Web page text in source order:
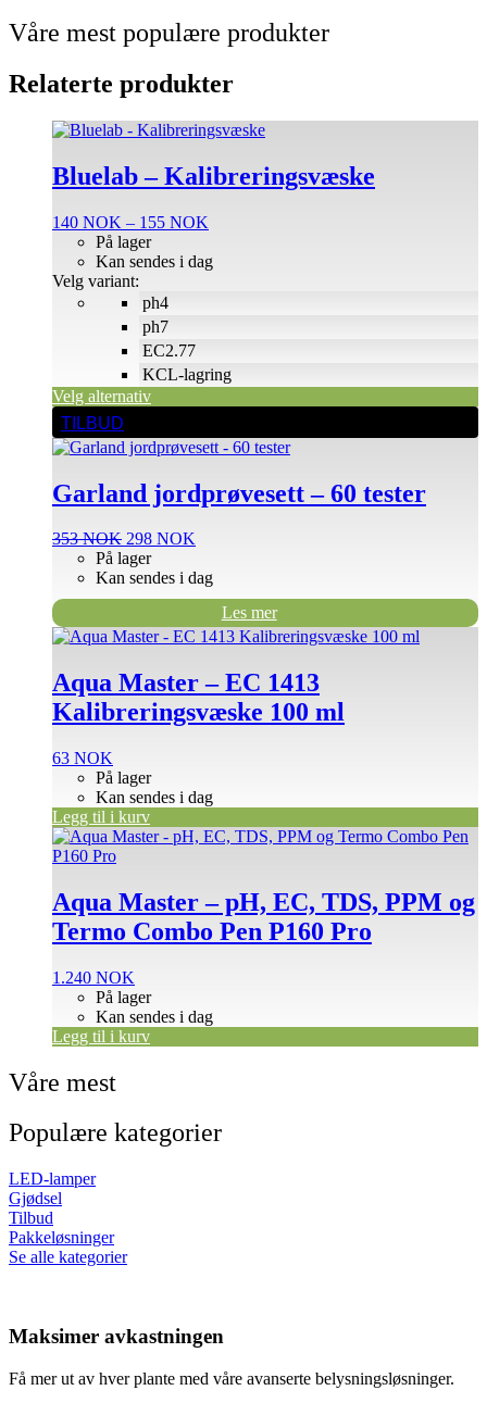
Våre mest populære produkter
Relaterte produkter
Bluelab – Kalibreringsvæske
140 NOK – 155 NOK
til
ph4
ph7
EC2.77
KCL-lagring
På lager
Kan sendes i dag
Velg variant:
Velg alternativ
Dette
har
flere
Alternativene
velges
på
produktsiden
TILBUD
Garland jordprøvesett – 60 tester
353NOK Opprinnelig
pris
var:
353 NOK.
298 NOK
er:
298 NOK.
På lager
Kan sendes i dag
Les mer
Aqua Master – EC 1413
Kalibreringsvæske 100 ml
63 NOK
På lager
Kan sendes i dag
Legg til i kurv
Aqua Master – pH, EC, TDS, PPM og
Termo Combo Pen P160 Pro
1.240 NOK
På lager
Kan sendes i dag
Legg til i kurv
Våre mest
Populære kategorier
LED-lamper
Gjødsel
Tilbud
Pakkeløsninger
Se alle kategorier
Maksimer avkastningen
Få mer ut av hver plante med våre avanserte belysningsløsninger.